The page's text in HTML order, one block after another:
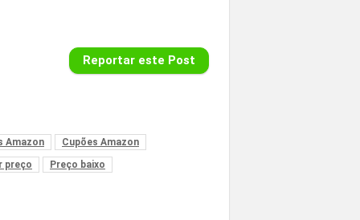
Reportar este Post
Amazon
Cupões Amazon
preço
Preço baixo